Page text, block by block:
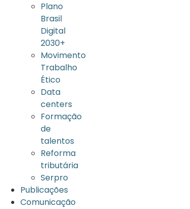
Plano
Brasil
Digital
2030+
Movimento
Trabalho
Ético
Data
centers
Formação
de
talentos
Reforma
tributária
Serpro
Publicações
Comunicação